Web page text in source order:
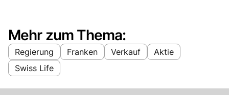
Mehr zum Thema:
Regierung Franken Verkauf
Aktie
Swiss Life